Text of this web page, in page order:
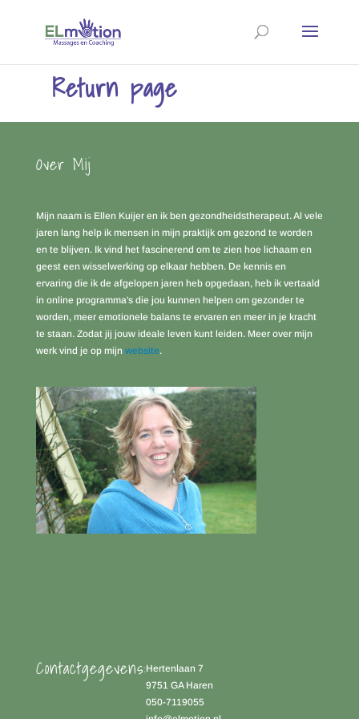
Return page
Over Mij
Mijn naam is Ellen Kuijer en ik ben gezondheidstherapeut. Al vele
jaren lang help ik mensen in mijn praktijk om gezond te worden
en te blijven. Ik vind het fascinerend om te zien hoe lichaam en
geest een wisselwerking op elkaar hebben. De kennis en
ervaring die ik de afgelopen jaren heb opgedaan, heb ik vertaald
in online programma's die jou kunnen helpen om gezonder te
worden, meer emotionele balans te ervaren en meer in je kracht
te staan. Zodat jij jouw ideale leven kunt leiden. Meer over mijn
werk vind je op mijn website.
Contactgegevens:Hertenlaan 7
9751 GA Haren
050-7119055